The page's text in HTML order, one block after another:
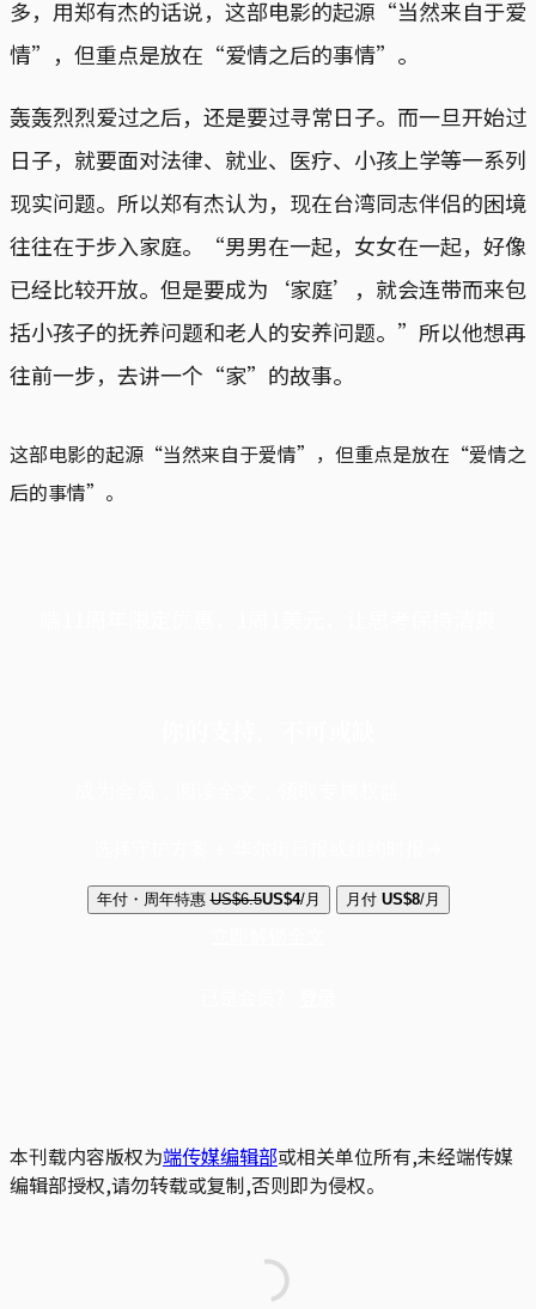
多，用郑有杰的话说，这部电影的起源“当然来自于爱
情”，但重点是放在“爱情之后的事情”。
轰轰烈烈爱过之后，还是要过寻常日子。而一旦开始过
日子，就要面对法律、就业、医疗、小孩上学等一系列
现实问题。所以郑有杰认为，现在台湾同志伴侣的困境
往往在于步入家庭。“男男在一起，女女在一起，好像
已经比较开放。但是要成为‘家庭’，就会连带而来包
括小孩子的抚养问题和老人的安养问题。”所以他想再
往前一步，去讲一个“家”的故事。
这部电影的起源“当然来自于爱情”，但重点是放在“爱情之
后的事情”。
年付・周年特惠 US$6.5US$4/月 月付 US$8/月
本刊载内容版权为端传媒编辑部或相关单位所有,未经端传媒
编辑部授权,请勿转载或复制,否则即为侵权。